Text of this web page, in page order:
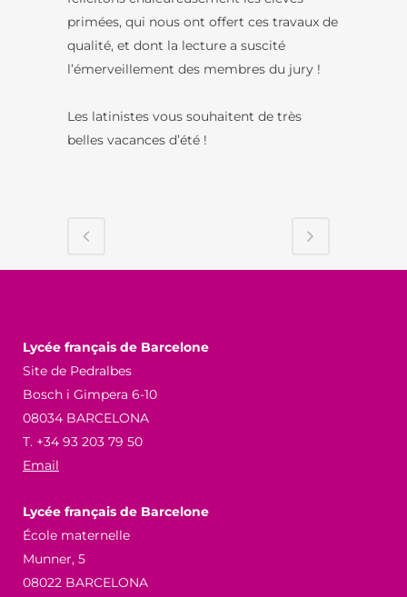
primées, qui nous ont offert ces travaux de
qualité, et dont la lecture a suscité
l’émerveillement des membres du jury !
Les latinistes vous souhaitent de très
belles vacances d’été !
Lycée français de Barcelone
Site de Pedralbes
Bosch i Gimpera 6-10
08034 BARCELONA
T. +34 93 203 79 50
Email
Lycée français de Barcelone
École maternelle
Munner, 5
08022 BARCELONA